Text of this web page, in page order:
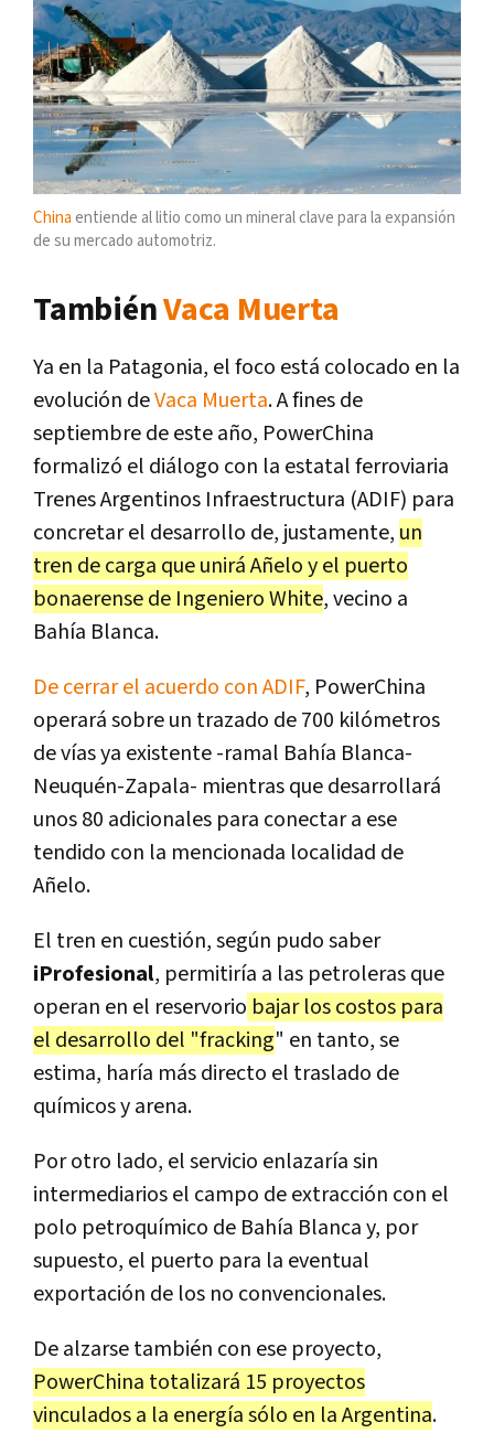
China entiende al litio como un mineral clave para la expansión
de su mercado automotriz.
TambiénVaca Muerta
Ya en la Patagonia, el foco está colocado en la
evolución deVaca Muerta. A fines de
septiembre de este año, PowerChina
formalizó el diálogo con la estatal ferroviaria
Trenes Argentinos Infraestructura (ADIF) para
concretar el desarrollo de, justamente, un
tren de carga que unirá Añelo y el puerto
bonaerense de Ingeniero White, vecino a
Bahía Blanca.
De cerrar el acuerdo con ADIF, PowerChina
operará sobre un trazado de 700 kilómetros
de vías ya existente -ramal Bahía Blanca-
Neuquén-Zapala- mientras que desarrollará
unos 80 adicionales para conectar a ese
tendido con la mencionada localidad de
Añelo.
El tren en cuestión, según pudo saber
iProfesional, permitiría a las petroleras que
operan en el reservorio bajar los costos para
el desarrollo del "fracking" en tanto, se
estima, haría más directo el traslado de
químicos y arena.
Por otro lado, el servicio enlazaría sin
intermediarios el campo de extracción con el
polo petroquímico de Bahía Blanca y, por
supuesto, el puerto para la eventual
exportación de los no convencionales.
De alzarse también con ese proyecto,
PowerChina totalizará 15 proyectos
vinculados a la energía sólo en la Argentina.